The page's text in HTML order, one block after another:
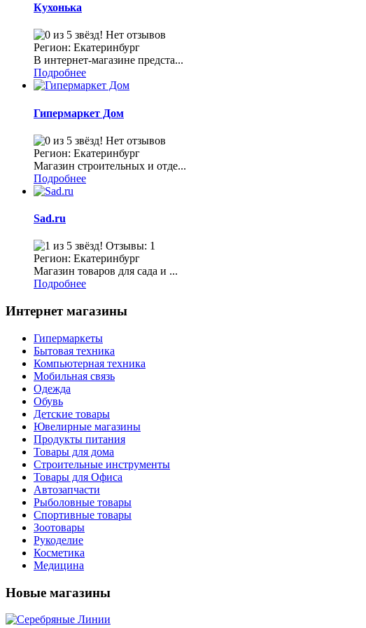
Кухонька
Нет отзывов
Регион: Екатеринбург
В интернет-магазине предста...
Подробнее
Гипермаркет Дом
Нет отзывов
Регион: Екатеринбург
Магазин строительных и отде...
Подробнее
Sad.ru
Отзывы: 1
Регион: Екатеринбург
Магазин товаров для сада и ...
Подробнее
Интернет магазины
Гипермаркеты
Бытовая техника
Компьютерная техника
Мобильная связь
Одежда
Обувь
Детские товары
Ювелирные магазины
Продукты питания
Товары для дома
Строительные инструменты
Товары для Офиса
Автозапчасти
Рыболовные товары
Спортивные товары
Зоотовары
Рукоделие
Косметика
Медицина
Новые магазины